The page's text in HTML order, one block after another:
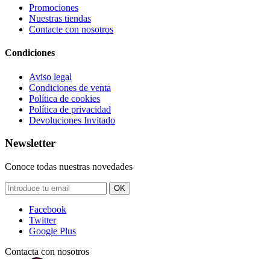
Promociones
Nuestras tiendas
Contacte con nosotros
Condiciones
Aviso legal
Condiciones de venta
Política de cookies
Política de privacidad
Devoluciones Invitado
Newsletter
Conoce todas nuestras novedades
OK
Facebook
Twitter
Google Plus
Contacta con nosotros